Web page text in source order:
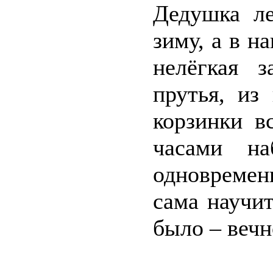
Дедушка
зиму, а в
нелёгкая
прутья, из
корзинки
часами
сама
было –